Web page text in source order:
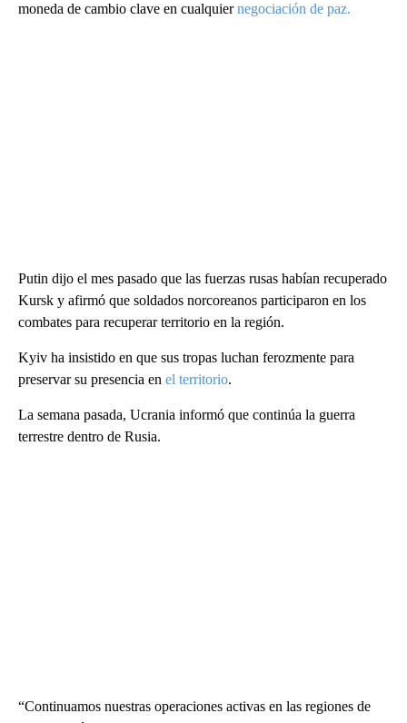
moneda de cambio clave en cualquiernegociación de paz.
Putin dijo el mes pasado que las fuerzas rusas habían recuperado
Kursk y afirmó que soldados norcoreanos participaron en los
combates para recuperar territorio en la región.
Kyiv ha insistido en que sus tropas luchan ferozmente para
preservar su presencia en el territorio.
La semana pasada, Ucrania informó que continúa la guerra
terrestre dentro de Rusia.
“Continuamos nuestras operaciones activas en las regiones de